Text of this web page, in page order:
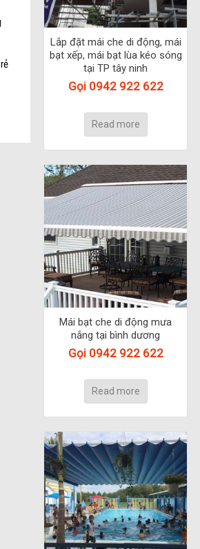
Lắp đặt mái che di động, mái
bạt xếp, mái bạt lùa kéo sóng
tại TP tây ninh
Gọi 0942 922 622
Read more
Mái bạt che di động mưa
nắng tại bình dương
Gọi 0942 922 622
Read more